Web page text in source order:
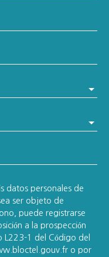
datos personales de
ser objeto de
puede registrarse
a la prospección
L223-1 del Código del
o por